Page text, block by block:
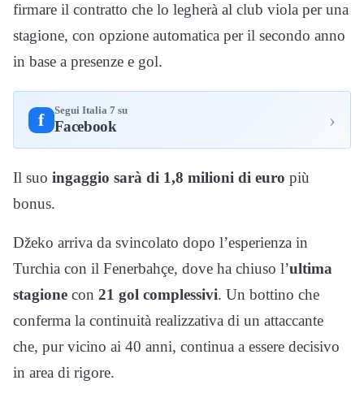
firmare il contratto che lo legherà al club viola per una
stagione, con opzione automatica per il secondo anno
in base a presenze e gol.
f Segui Italia 7 su
Facebook ›
Il suo ingaggio sarà di 1,8 milioni di euro più
bonus.
Džeko arriva da svincolato dopo l’esperienza in
Turchia con il Fenerbahçe, dove ha chiuso l’ultima
stagione con 21 gol complessivi. Un bottino che
conferma la continuità realizzativa di un attaccante
che, pur vicino ai 40 anni, continua a essere decisivo
in area di rigore.